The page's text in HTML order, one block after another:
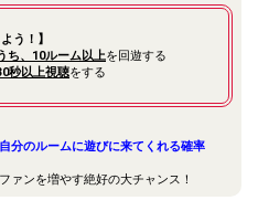
についてみんな
ださい♪
に今日の自撮り
う！】
ち、10ルーム以上を回遊する
秒以上視聴をする
分のルームに遊びに来てくれる確率
ァンを増やす絶好の大チャンス！